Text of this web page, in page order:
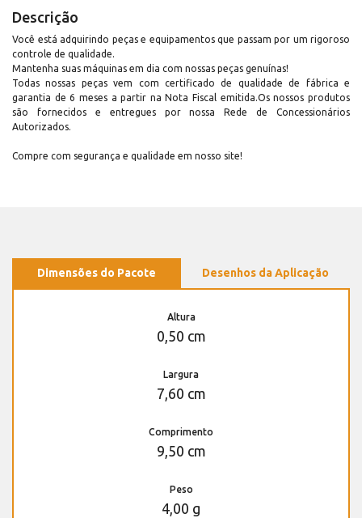
Descrição
Você está adquirindo peças e equipamentos que passam por um rigoroso
controle de qualidade.
Mantenha suas máquinas em dia com nossas peças genuínas!
Todas nossas peças vem com certificado de qualidade de fábrica e
garantia de 6 meses a partir na Nota Fiscal emitida.Os nossos produtos
são fornecidos e entregues por nossa Rede de Concessionários
Autorizados.
Compre com segurança e qualidade em nosso site!
Dimensões do Pacote Desenhos da Aplicação
Altura
0,50 cm
Largura
7,60 cm
Comprimento
9,50 cm
Peso
4,00 g